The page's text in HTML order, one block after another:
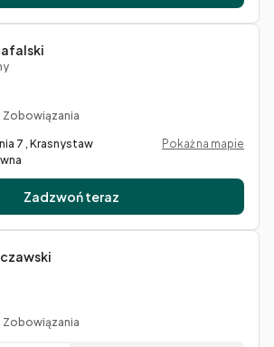
Zobowiązania
7 , Krasnystaw
Pokaż na mapie
Zadzwoń teraz
Zobowiązania